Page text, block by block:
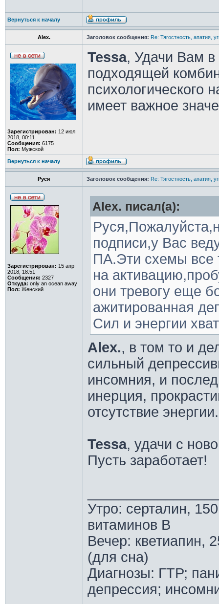
Вернуться к началу
Alex. Заголовок сообщения: Re: Тягостность, апатия,
Зарегистрирован: 12 июл
2018, 00:11
Сообщения: 6175
Пол: Мужской
Tessa, Удачи Вам
подходящей
психологического
имеет важное
Вернуться к началу
Руся Заголовок сообщения: Re: Тягостность, апатия,
Зарегистрирован: 15 апр
2018, 18:51
Сообщения: 2327
Откуда: only an ocean away
Пол: Женский
Alex. писал(а):
подписи,у Вас
ПА.Эти схемы все
на
они тревогу еще
ажитированная
Сил и энергии
Alex., в том то и
сильный
инсомния, и
инерция,
отсутствие
Tessa, удачи с
Пусть заработает!
Утро: серталин,
витаминов В
Вечер: кветиапин,
(для сна)
Диагнозы: ГТР;
депрессия;